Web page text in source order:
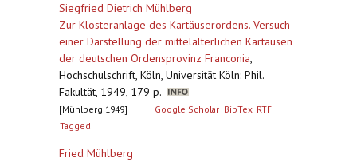
Siegfried Dietrich Mühlberg
Zur Klosteranlage des Kartäuserordens. Versuch
einer Darstellung der mittelalterlichen Kartausen
der deutschen Ordensprovinz Franconia,
Hochschulschrift, Köln, Universität Köln: Phil.
Fakultät, 1949, 179 p.
[Mühlberg 1949] Google Scholar BibTex RTF
Tagged
Fried Mühlberg